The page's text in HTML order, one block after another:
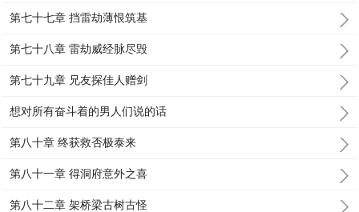
第七十七章 挡雷劫薄恨筑基
第七十八章 雷劫威经脉尽毁
第七十九章 兄友探佳人赠剑
想对所有奋斗着的男人们说的话
第八十章 终获救否极泰来
第八十一章 得洞府意外之喜
第八十二章 架桥梁古树古怪